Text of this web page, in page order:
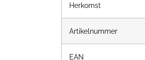
Herkomst
Artikelnummer
EAN